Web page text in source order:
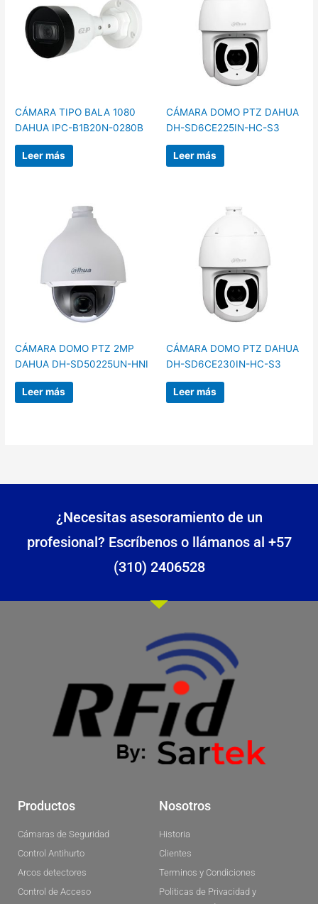
CÁMARA TIPO BALA 1080
DAHUA IPC-B1B20N-0280B
Leer más
CÁMARA DOMO PTZ DAHUA
DH-SD6CE225IN-HC-S3
Leer más
CÁMARA DOMO PTZ 2MP
DAHUA DH-SD50225UN-HNI
Leer más
CÁMARA DOMO PTZ DAHUA
DH-SD6CE230IN-HC-S3
Leer más
¿Necesitas asesoramiento de un
profesional? Escríbenos o llámanos al +57
(310) 2406528
Productos
Cámaras de Seguridad
Control Antihurto
Arcos detectores
Control de Acceso
Nosotros
Historia
Clientes
Terminos y Condiciones
Politicas de Privacidad y